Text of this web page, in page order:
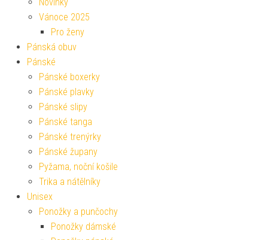
Vánoce 2025
Pro ženy
Pánská obuv
Pánské
Pánské boxerky
Pánské plavky
Pánské slipy
Pánské tanga
Pánské trenýrky
Pánské župany
Pyžama, noční košile
Trika a nátělníky
Unisex
Ponožky a punčochy
Ponožky dámské